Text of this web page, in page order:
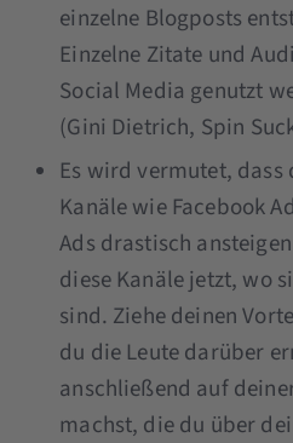
einzelne Blogposts
Einzelne Zitate und
Social Media genutzt
(Gini Dietrich, Spin
Es wird vermutet, dass
Kanäle wie Facebook
Ads drastisch
diese Kanäle jetzt, wo
sind. Ziehe deinen
du die Leute darüber
anschließend auf
machst, die du über